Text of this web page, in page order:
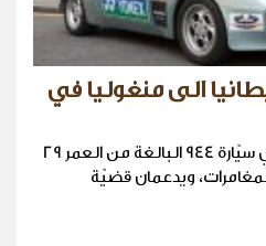
الى منغوليا في
من بريطانيا الى منغوليا في سيّارة 944 البالغة من العمر 29
ويدعمان قضيّة